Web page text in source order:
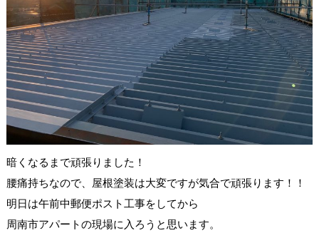
暗くなるまで頑張りました！
腰痛持ちなので、屋根塗装は大変ですが気合で頑張ります！！
明日は午前中郵便ポスト工事をしてから
周南市アパートの現場に入ろうと思います。